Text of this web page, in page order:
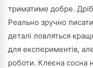
триматиме добре.
Реально зручно
деталі ловляться
для експериментів,
роботи. Клеєна сосна